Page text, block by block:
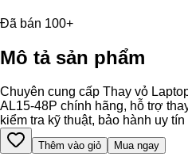
Đã bán 100+
Mô tả sản phẩm
Chuyên cung cấp Thay vỏ
AL15-48P chính hãng, hỗ trợ
kiểm tra kỹ thuật, bảo hành uy
Thêm vào giỏ Mua ngay